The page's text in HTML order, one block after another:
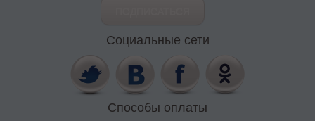
Социальные сети
Способы оплаты